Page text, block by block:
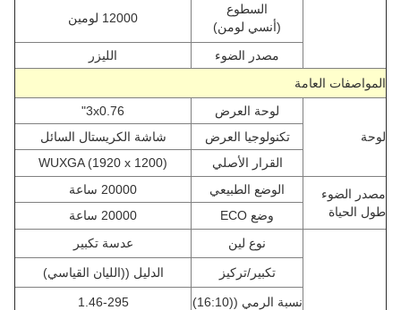
السطوع
(أنسي لومن)
12000 لومين
مصدر الضوء
الليزر
المواصفات العامة
لوحة
لوحة العرض
3x0.76"
تكنولوجيا العرض
شاشة الكريستال السائل
القرار الأصلي
WUXGA (1920 x 1200)
مصدر الضوء
طول الحياة
الوضع الطبيعي
20000 ساعة
وضع ECO
20000 ساعة
نوع لين عدسة تكبير
تكبير/تركيز الدليل ((الليان القياسي)
نسبة الرمي ((16:10) 1.46-295